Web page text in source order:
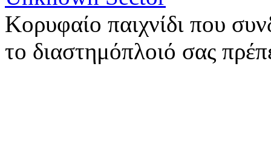
Κορυφαίο παιχνίδι που
το διαστημόπλοιό σας